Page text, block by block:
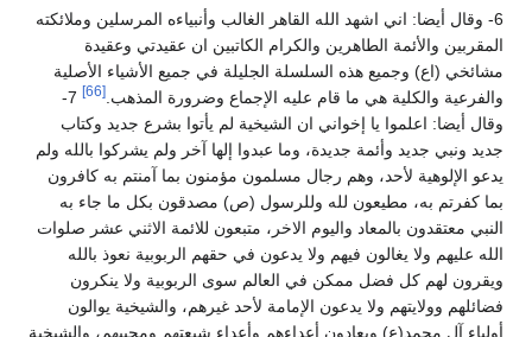
6- وقال أيضا: اني اشهد الله القاهر الغالب وأنبياءه المرسلين وملائكته
المقربين والأئمة الطاهرين والكرام الكاتبين ان عقيدتي وعقيدة
مشائخي (اع) وجميع هذه السلسلة الجليلة في جميع الأشياء الأصلية
والفرعية والكلية هي ما قام عليه الإجماع وضرورة المذهب. [66]
7-
وقال أيضا: اعلموا يا إخواني ان الشيخية لم يأتوا بشرع جديد وكتاب
جديد ونبي جديد وأئمة جديدة، وما عبدوا إلها آخر ولم يشركوا بالله ولم
يدعو الإلوهية لأحد، وهم رجال مسلمون مؤمنون بما آمنتم به كافرون
بما كفرتم به، مطيعون لله وللرسول (ص) مصدقون بكل ما جاء به
النبي معتقدون بالمعاد واليوم الاخر، متبعون للائمة الاثني عشر صلوات
الله عليهم ولا يغالون فيهم ولا يدعون في حقهم الربوبية نعوذ بالله
ويقرون لهم كل فضل ممكن في العالم سوى الربوبية ولا ينكرون
فضائلهم وولايتهم ولا يدعون الإمامة لأحد غيرهم، والشيخية يوالون
أولياء آل محمد(ع) ويعادون أعداءهم وأعداء شيعتهم ومحبيهم، والشيخية